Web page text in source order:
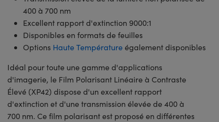
400 à 700 nm
Excellent rapport d'extinction 9000:1
Disponibles en formats de feuilles
Options Haute Températureégalement disponibles
Idéal pour toute une gamme d'applications
d'imagerie, le Film Polarisant Linéaire à Contraste
Élevé (XP42) dispose d'un excellent rapport
d'extinction et d'une transmission élevée de 400 à
700 nm. Ce film polarisant est proposé en différentes